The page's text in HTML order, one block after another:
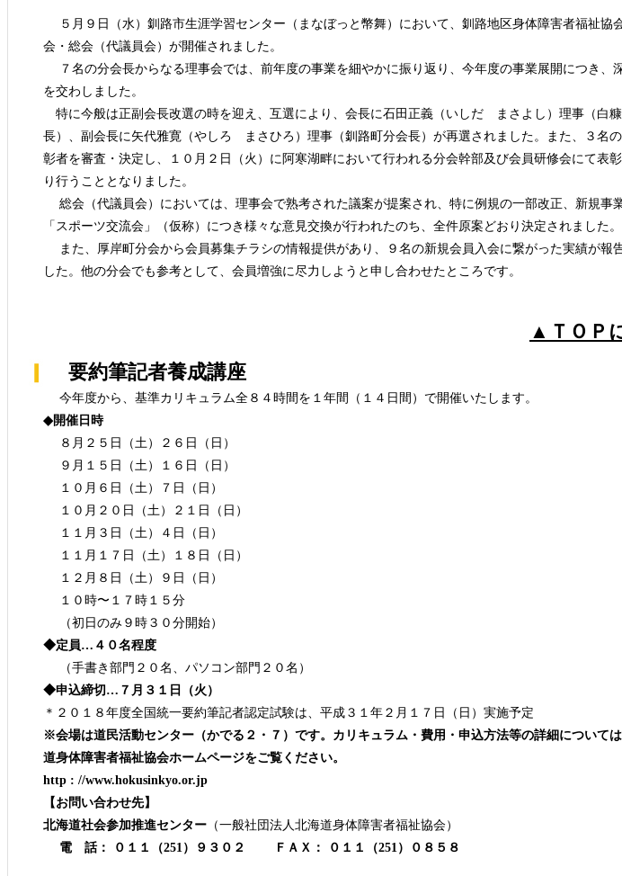
５月９日（水）釧路市生涯学習センター（まなぼっと幣舞）において、釧路地区身体障害者福祉協
会・総会（代議員会）が開催されました。
７名の分会長からなる理事会では、前年度の事業を細やかに振り返り、今年度の事業展開につき、
を交わしました。
特に今般は正副会長改選の時を迎え、互選により、会長に石田正義（いしだ まさよし）理事（白
長）、副会長に矢代雅寛（やしろ まさひろ）理事（釧路町分会長）が再選されました。また、３名
彰者を審査・決定し、１０月２日（火）に阿寒湖畔において行われる分会幹部及び会員研修会にて表
り行うこととなりました。
総会（代議員会）においては、理事会で熟考された議案が提案され、特に例規の一部改正、新規事
「スポーツ交流会」（仮称）につき様々な意見交換が行われたのち、全件原案どおり決定されました。
また、厚岸町分会から会員募集チラシの情報提供があり、９名の新規会員入会に繋がった実績が報
した。他の分会でも参考として、会員増強に尽力しようと申し合わせたところです。
▲ＴＯＰ
要約筆記者養成講座
今年度から、基準カリキュラム全８４時間を１年間（１４日間）で開催いたします。
◆開催日時
８月２５日（土）２６日（日）
９月１５日（土）１６日（日）
１０月６日（土）７日（日）
１０月２０日（土）２１日（日）
１１月３日（土）４日（日）
１１月１７日（土）１８日（日）
１２月８日（土）９日（日）
１０時〜１７時１５分
（初日のみ９時３０分開始）
◆定員…４０名程度
（手書き部門２０名、パソコン部門２０名）
◆申込締切…７月３１日（火）
＊２０１８年度全国統一要約筆記者認定試験は、平成３１年２月１７日（日）実施予定
※会場は道民活動センター（かでる２・７）です。カリキュラム・費用・申込方法等の詳細について
道身体障害者福祉協会ホームページをご覧ください。
http : //www.hokusinkyo.or.jp
【お問い合わせ先】
北海道社会参加推進センター （一般社団法人北海道身体障害者福祉協会）
電 話： ０１１（251）９３０２ ＦＡＸ： ０１１（251）０８５８